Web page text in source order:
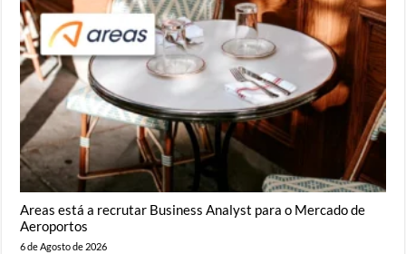
Areas está a recrutar Business Analyst para o Mercado de
Aeroportos
6 de Agosto de 2026